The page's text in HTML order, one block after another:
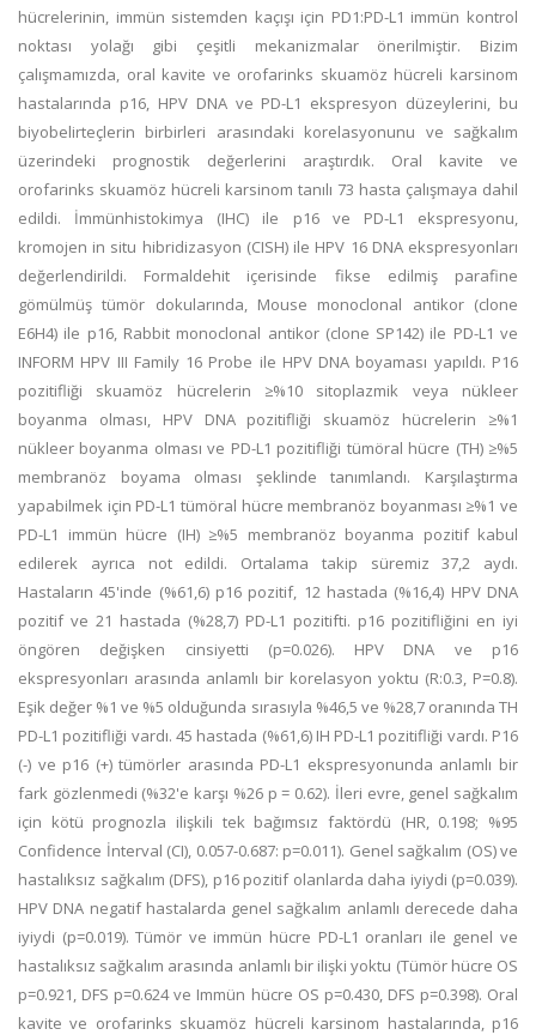
hücrelerinin, immün sistemden kaçışı için PD1:PD-L1 immün kontrol
noktası yolağı gibi çeşitli mekanizmalar önerilmiştir. Bizim
çalışmamızda, oral kavite ve orofarinks skuamöz hücreli karsinom
hastalarında p16, HPV DNA ve PD-L1 ekspresyon düzeylerini, bu
biyobelirteçlerin birbirleri arasındaki korelasyonunu ve sağkalım
üzerindeki prognostik değerlerini araştırdık. Oral kavite ve
orofarinks skuamöz hücreli karsinom tanılı 73 hasta çalışmaya dahil
edildi. İmmünhistokimya (IHC) ile p16 ve PD-L1 ekspresyonu,
kromojen in situ hibridizasyon (CISH) ile HPV 16 DNA ekspresyonları
değerlendirildi. Formaldehit içerisinde fikse edilmiş parafine
gömülmüş tümör dokularında, Mouse monoclonal antikor (clone
E6H4) ile p16, Rabbit monoclonal antikor (clone SP142) ile PD-L1 ve
INFORM HPV III Family 16 Probe ile HPV DNA boyaması yapıldı. P16
pozitifliği skuamöz hücrelerin ≥%10 sitoplazmik veya nükleer
boyanma olması, HPV DNA pozitifliği skuamöz hücrelerin ≥%1
nükleer boyanma olması ve PD-L1 pozitifliği tümöral hücre (TH) ≥%5
membranöz boyama olması şeklinde tanımlandı. Karşılaştırma
yapabilmek için PD-L1 tümöral hücre membranöz boyanması ≥%1 ve
PD-L1 immün hücre (IH) ≥%5 membranöz boyanma pozitif kabul
edilerek ayrıca not edildi. Ortalama takip süremiz 37,2 aydı.
Hastaların 45'inde (%61,6) p16 pozitif, 12 hastada (%16,4) HPV DNA
pozitif ve 21 hastada (%28,7) PD-L1 pozitifti. p16 pozitifliğini en iyi
öngören değişken cinsiyetti (p=0.026). HPV DNA ve p16
ekspresyonları arasında anlamlı bir korelasyon yoktu (R:0.3, P=0.8).
Eşik değer %1 ve %5 olduğunda sırasıyla %46,5 ve %28,7 oranında TH
PD-L1 pozitifliği vardı. 45 hastada (%61,6) IH PD-L1 pozitifliği vardı. P16
(-) ve p16 (+) tümörler arasında PD-L1 ekspresyonunda anlamlı bir
fark gözlenmedi (%32'e karşı %26 p = 0.62). İleri evre, genel sağkalım
için kötü prognozla ilişkili tek bağımsız faktördü (HR, 0.198; %95
Confidence İnterval (CI), 0.057-0.687: p=0.011). Genel sağkalım (OS) ve
hastalıksız sağkalım (DFS), p16 pozitif olanlarda daha iyiydi (p=0.039).
HPV DNA negatif hastalarda genel sağkalım anlamlı derecede daha
iyiydi (p=0.019). Tümör ve immün hücre PD-L1 oranları ile genel ve
hastalıksız sağkalım arasında anlamlı bir ilişki yoktu (Tümör hücre OS
p=0.921, DFS p=0.624 ve Immün hücre OS p=0.430, DFS p=0.398). Oral
kavite ve orofarinks skuamöz hücreli karsinom hastalarında, p16